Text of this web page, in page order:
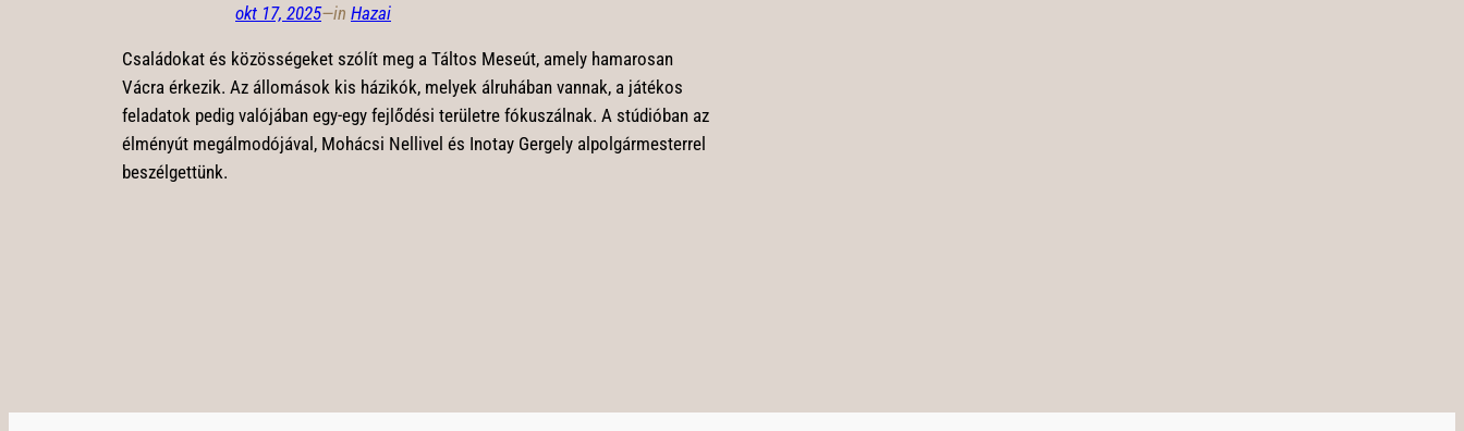
okt 17, 2025—in Hazai
Családokat és közösségeket szólít meg a Táltos Meseút, amely hamarosan
Vácra érkezik. Az állomások kis házikók, melyek álruhában vannak, a játékos
feladatok pedig valójában egy-egy fejlődési területre fókuszálnak. A stúdióban az
élményút megálmodójával, Mohácsi Nellivel és Inotay Gergely alpolgármesterrel
beszélgettünk.